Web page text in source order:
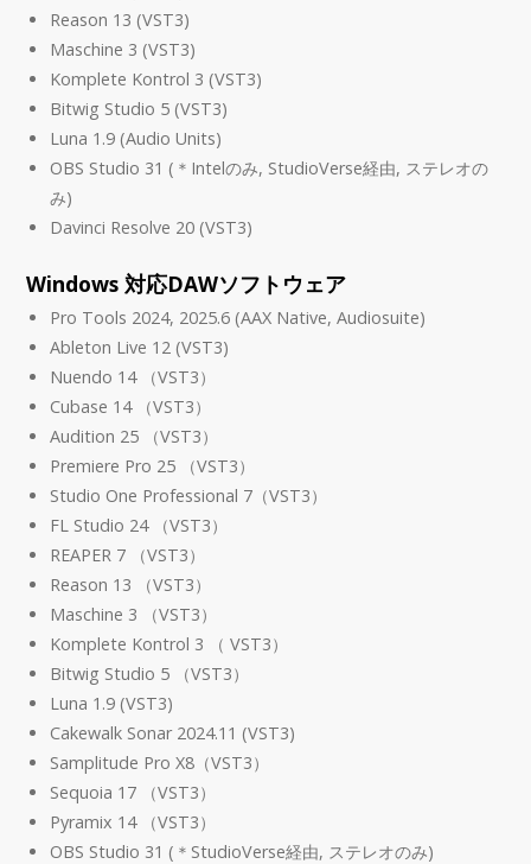
Reason 13 (VST3)
Maschine 3 (VST3)
Komplete Kontrol 3 (VST3)
Bitwig Studio 5 (VST3)
Luna 1.9 (Audio Units)
OBS Studio 31 (＊Intelのみ, StudioVerse経由, ステレオの
み)
Davinci Resolve 20 (VST3)
Windows 対応DAWソフトウェア
Pro Tools 2024, 2025.6 (AAX Native, Audiosuite)
Ableton Live 12 (VST3)
Nuendo 14 （VST3）
Cubase 14 （VST3）
Audition 25 （VST3）
Premiere Pro 25 （VST3）
Studio One Professional 7（VST3）
FL Studio 24 （VST3）
REAPER 7 （VST3）
Reason 13 （VST3）
Maschine 3 （VST3）
Komplete Kontrol 3 （ VST3）
Bitwig Studio 5 （VST3）
Luna 1.9 (VST3)
Cakewalk Sonar 2024.11 (VST3)
Samplitude Pro X8（VST3）
Sequoia 17 （VST3）
Pyramix 14 （VST3）
OBS Studio 31 (＊StudioVerse経由, ステレオのみ)